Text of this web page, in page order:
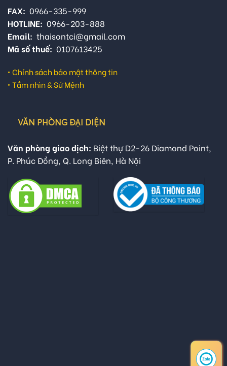
FAX: 0966-335-999
HOTLINE: 0966-203-888
Email: thaisontci@gmail.com
Mã số thuế: 0107613425
• Chính sách bảo mật thông tin
• Tầm nhìn & Sứ Mệnh
VĂN PHÒNG ĐẠI DIỆN
Văn phòng giao dịch: Biệt thự D2-26 Diamond Point,
P. Phúc Đồng, Q. Long Biên, Hà Nội